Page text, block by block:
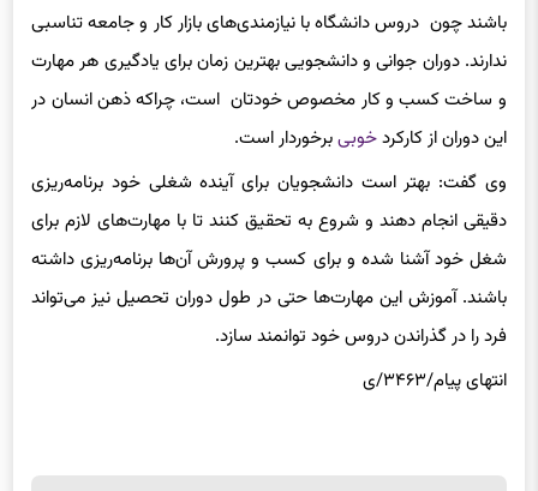
باشند چون دروس دانشگاه با نیازمندی‌های بازار کار و جامعه تناسبی
ندارند. دوران جوانی و دانشجویی بهترین زمان برای یادگیری هر مهارت
و ساخت کسب و کار مخصوص خودتان است، چراکه ذهن انسان در
این دوران از کارکردخوبیبرخوردار است.
وی گفت: بهتر است دانشجویان برای آینده‌ شغلی خود برنامه‌ریزی
دقیقی انجام دهند و شروع به تحقیق کنند تا با مهارت‌های لازم برای
شغل خود آشنا شده و برای کسب و پرورش آن‌ها برنامه‌ریزی داشته
باشند. آموزش این مهارت‌ها حتی در طول دوران تحصیل نیز می‌تواند
فرد را در گذراندن دروس خود توانمند سازد.
انتهای پیام/۳۴۶۳/ی